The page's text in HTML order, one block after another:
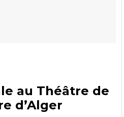
au Théâtre de
d’Alger